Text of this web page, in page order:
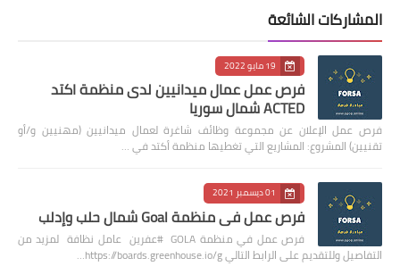
المشاركات الشائعة
19 مايو 2022
فرص عمل عمال ميدانيين لدى منظمة اكتد
ACTED شمال سوريا
فرص عمل الإعلان عن مجموعة وظائف شاغرة لعمال ميدانيين (مهنيين و/أو
تقنيين) المشروع: المشاريع التي تغطيها منظمة أكتد في …
01 ديسمبر 2021
فرص عمل في منظمة Goal شمال حلب وإدلب
فرص عمل في منظمة GOLA #عفرين عامل نظافة لمزيد من
التفاصيل وللتقديم على الرابط التالي https://boards.greenhouse.io/g…